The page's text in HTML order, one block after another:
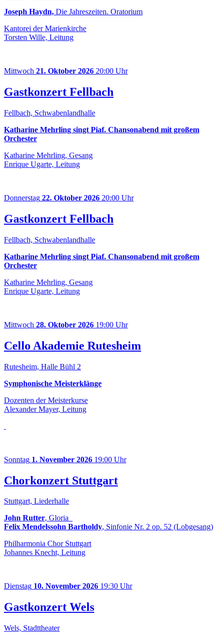
Joseph Haydn, Die Jahreszeiten. Oratorium
Kantorei der Marienkirche
Torsten Wille, Leitung
Mittwoch 21. Oktober 2026 20:00 Uhr
Gastkonzert Fellbach
Fellbach, Schwabenlandhalle
Katharine Mehrling singt Piaf. Chansonabend mit großem
Orchester
Katharine Mehrling, Gesang
Enrique Ugarte, Leitung
Donnerstag 22. Oktober 2026 20:00 Uhr
Gastkonzert Fellbach
Fellbach, Schwabenlandhalle
Katharine Mehrling singt Piaf. Chansonabend mit großem
Orchester
Katharine Mehrling, Gesang
Enrique Ugarte, Leitung
Mittwoch 28. Oktober 2026 19:00 Uhr
Cello Akademie Rutesheim
Rutesheim, Halle Bühl 2
Symphonische Meisterklänge
Dozenten der Meisterkurse
Alexander Mayer, Leitung
Sonntag 1. November 2026 19:00 Uhr
Chorkonzert Stuttgart
Stuttgart, Liederhalle
John Rutter, Gloria
Felix Mendelssohn Bartholdy, Sinfonie Nr. 2 op. 52 (Lobgesang)
Philharmonia Chor Stuttgart
Johannes Knecht, Leitung
Dienstag 10. November 2026 19:30 Uhr
Gastkonzert Wels
Wels, Stadttheater